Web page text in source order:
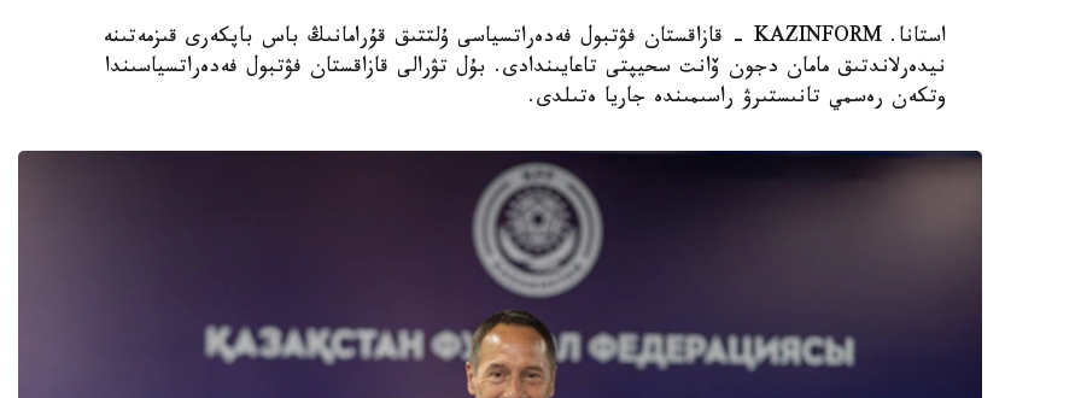
استانا. KAZINFORM - قازاقستان فۋتبول فەدەراتسياسى ۇلتتىق قۇرامانىڭ باس باپكەرى قىزمەتىنە
نيدەرلاندتىق مامان دجون ۆانت سحيپتى تاعايىندادى. بۇل تۋرالى قازاقستان فۋتبول فەدەراتسياسىندا
وتكەن رەسمي تانىستىرۋ راسىمىندە جاريا ەتىلدى.